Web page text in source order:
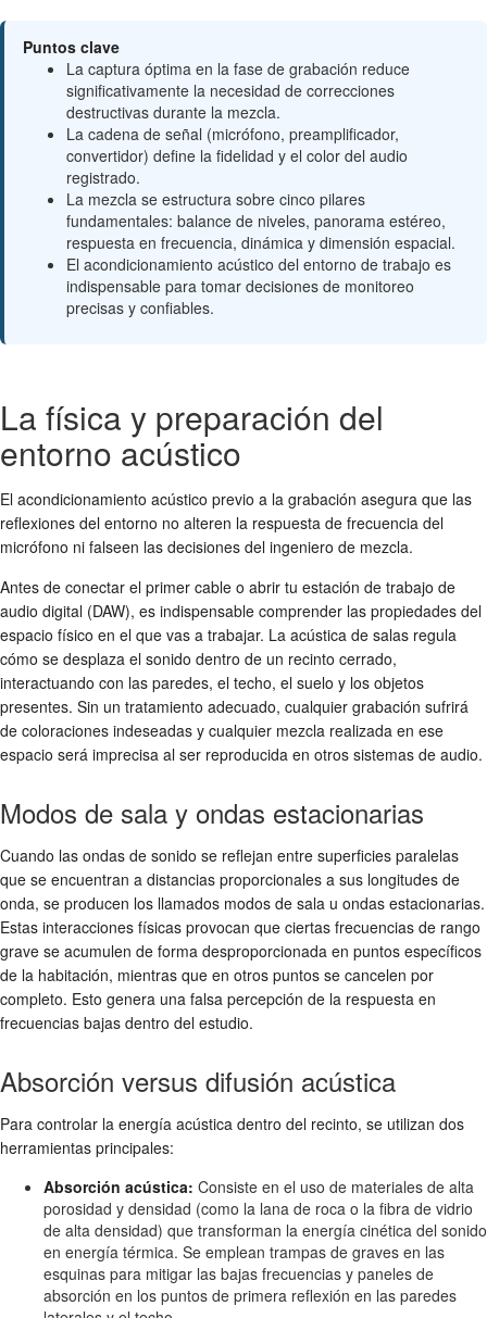
Puntos clave
La captura óptima en la fase de grabación reduce
significativamente la necesidad de correcciones
destructivas durante la mezcla.
La cadena de señal (micrófono, preamplificador,
convertidor) define la fidelidad y el color del audio
registrado.
La mezcla se estructura sobre cinco pilares
fundamentales: balance de niveles, panorama estéreo,
respuesta en frecuencia, dinámica y dimensión espacial.
El acondicionamiento acústico del entorno de trabajo es
indispensable para tomar decisiones de monitoreo
precisas y confiables.
La física y preparación del
entorno acústico
El acondicionamiento acústico previo a la grabación asegura que las
reflexiones del entorno no alteren la respuesta de frecuencia del
micrófono ni falseen las decisiones del ingeniero de mezcla.
Antes de conectar el primer cable o abrir tu estación de trabajo de
audio digital (DAW), es indispensable comprender las propiedades del
espacio físico en el que vas a trabajar. La acústica de salas regula
cómo se desplaza el sonido dentro de un recinto cerrado,
interactuando con las paredes, el techo, el suelo y los objetos
presentes. Sin un tratamiento adecuado, cualquier grabación sufrirá
de coloraciones indeseadas y cualquier mezcla realizada en ese
espacio será imprecisa al ser reproducida en otros sistemas de audio.
Modos de sala y ondas estacionarias
Cuando las ondas de sonido se reflejan entre superficies paralelas
que se encuentran a distancias proporcionales a sus longitudes de
onda, se producen los llamados modos de sala u ondas estacionarias.
Estas interacciones físicas provocan que ciertas frecuencias de rango
grave se acumulen de forma desproporcionada en puntos específicos
de la habitación, mientras que en otros puntos se cancelen por
completo. Esto genera una falsa percepción de la respuesta en
frecuencias bajas dentro del estudio.
Absorción versus difusión acústica
Para controlar la energía acústica dentro del recinto, se utilizan dos
herramientas principales:
Absorción acústica: Consiste en el uso de materiales de alta
porosidad y densidad (como la lana de roca o la fibra de vidrio
de alta densidad) que transforman la energía cinética del sonido
en energía térmica. Se emplean trampas de graves en las
esquinas para mitigar las bajas frecuencias y paneles de
absorción en los puntos de primera reflexión en las paredes